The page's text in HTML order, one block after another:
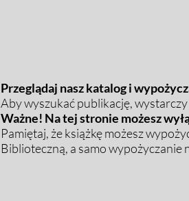
Przeglądaj nasz katalog i
Aby wyszukać publikację,
Ważne! Na tej stronie możesz
Pamiętaj, że książkę możesz
Biblioteczną, a samo wypożyczanie